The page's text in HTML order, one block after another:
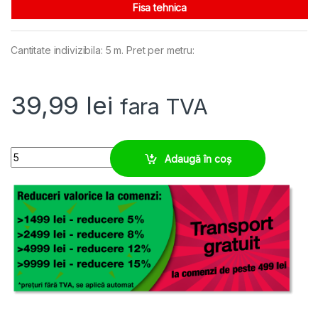
Fisa tehnica
Cantitate indivizibila: 5 m. Pret per metru:
39,99 lei fara TVA
Tub extrem de flexibil M25, solutie roboti colaborativi coboti
Adaugă în coș